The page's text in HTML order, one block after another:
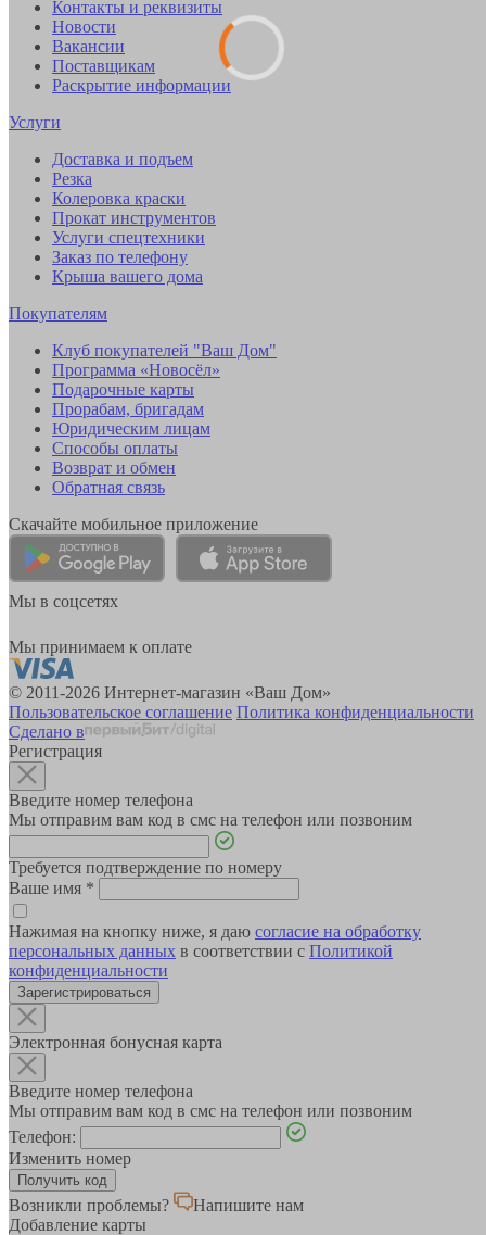
Контакты и реквизиты
Новости
Вакансии
Поставщикам
Раскрытие информации
Услуги
Доставка и подъем
Резка
Колеровка краски
Прокат инструментов
Услуги спецтехники
Заказ по телефону
Крыша вашего дома
Покупателям
Клуб покупателей "Ваш Дом"
Программа «Новосёл»
Подарочные карты
Прорабам, бригадам
Юридическим лицам
Способы оплаты
Возврат и обмен
Обратная связь
Скачайте мобильное приложение
Мы в соцсетях
Мы принимаем к оплате
© 2011-2026 Интернет-магазин «Ваш Дом»
Пользовательское соглашение Политика конфиденциальности
Сделано в
Регистрация
Введите номер телефона
Мы отправим вам код в смс на телефон или позвоним
Требуется подтверждение по номеру
Ваше имя *
Нажимая на кнопку ниже, я даю согласие на обработку
персональных данных в соответствии с Политикой
конфиденциальности
Зарегистрироваться
Электронная бонусная карта
Введите номер телефона
Мы отправим вам код в смс на телефон или позвоним
Телефон:
Изменить номер
Возникли проблемы?
Напишите нам
Добавление карты